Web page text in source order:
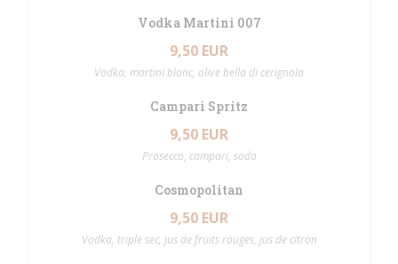
Vodka Martini 007
9,50 EUR
Vodka, martini blanc, olive bella di cerignola
Campari Spritz
9,50 EUR
Prosecco, campari, soda
Cosmopolitan
9,50 EUR
Vodka, triple sec, jus de fruits rouges, jus de citron